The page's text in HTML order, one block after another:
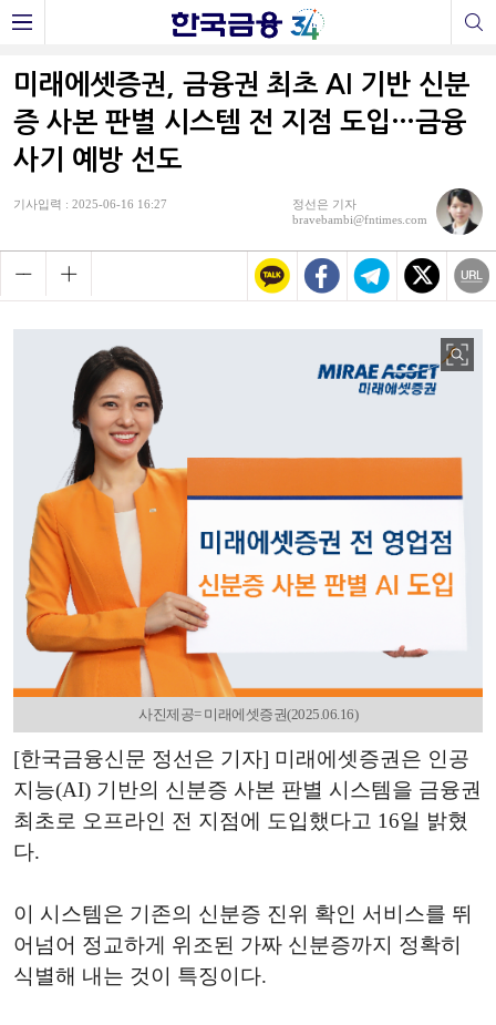
미래에셋증권, 금융권 최초 AI 기반 신분
증 사본 판별 시스템 전 지점 도입…금융
사기 예방 선도
기사입력 : 2025-06-16 16:27
정선은 기자
bravebambi@fntimes.com
사진제공= 미래에셋증권(2025.06.16)
[한국금융신문 정선은 기자] 미래에셋증권은 인공
지능(AI) 기반의 신분증 사본 판별 시스템을 금융권
최초로 오프라인 전 지점에 도입했다고 16일 밝혔
다.
이 시스템은 기존의 신분증 진위 확인 서비스를 뛰
어넘어 정교하게 위조된 가짜 신분증까지 정확히
식별해 내는 것이 특징이다.